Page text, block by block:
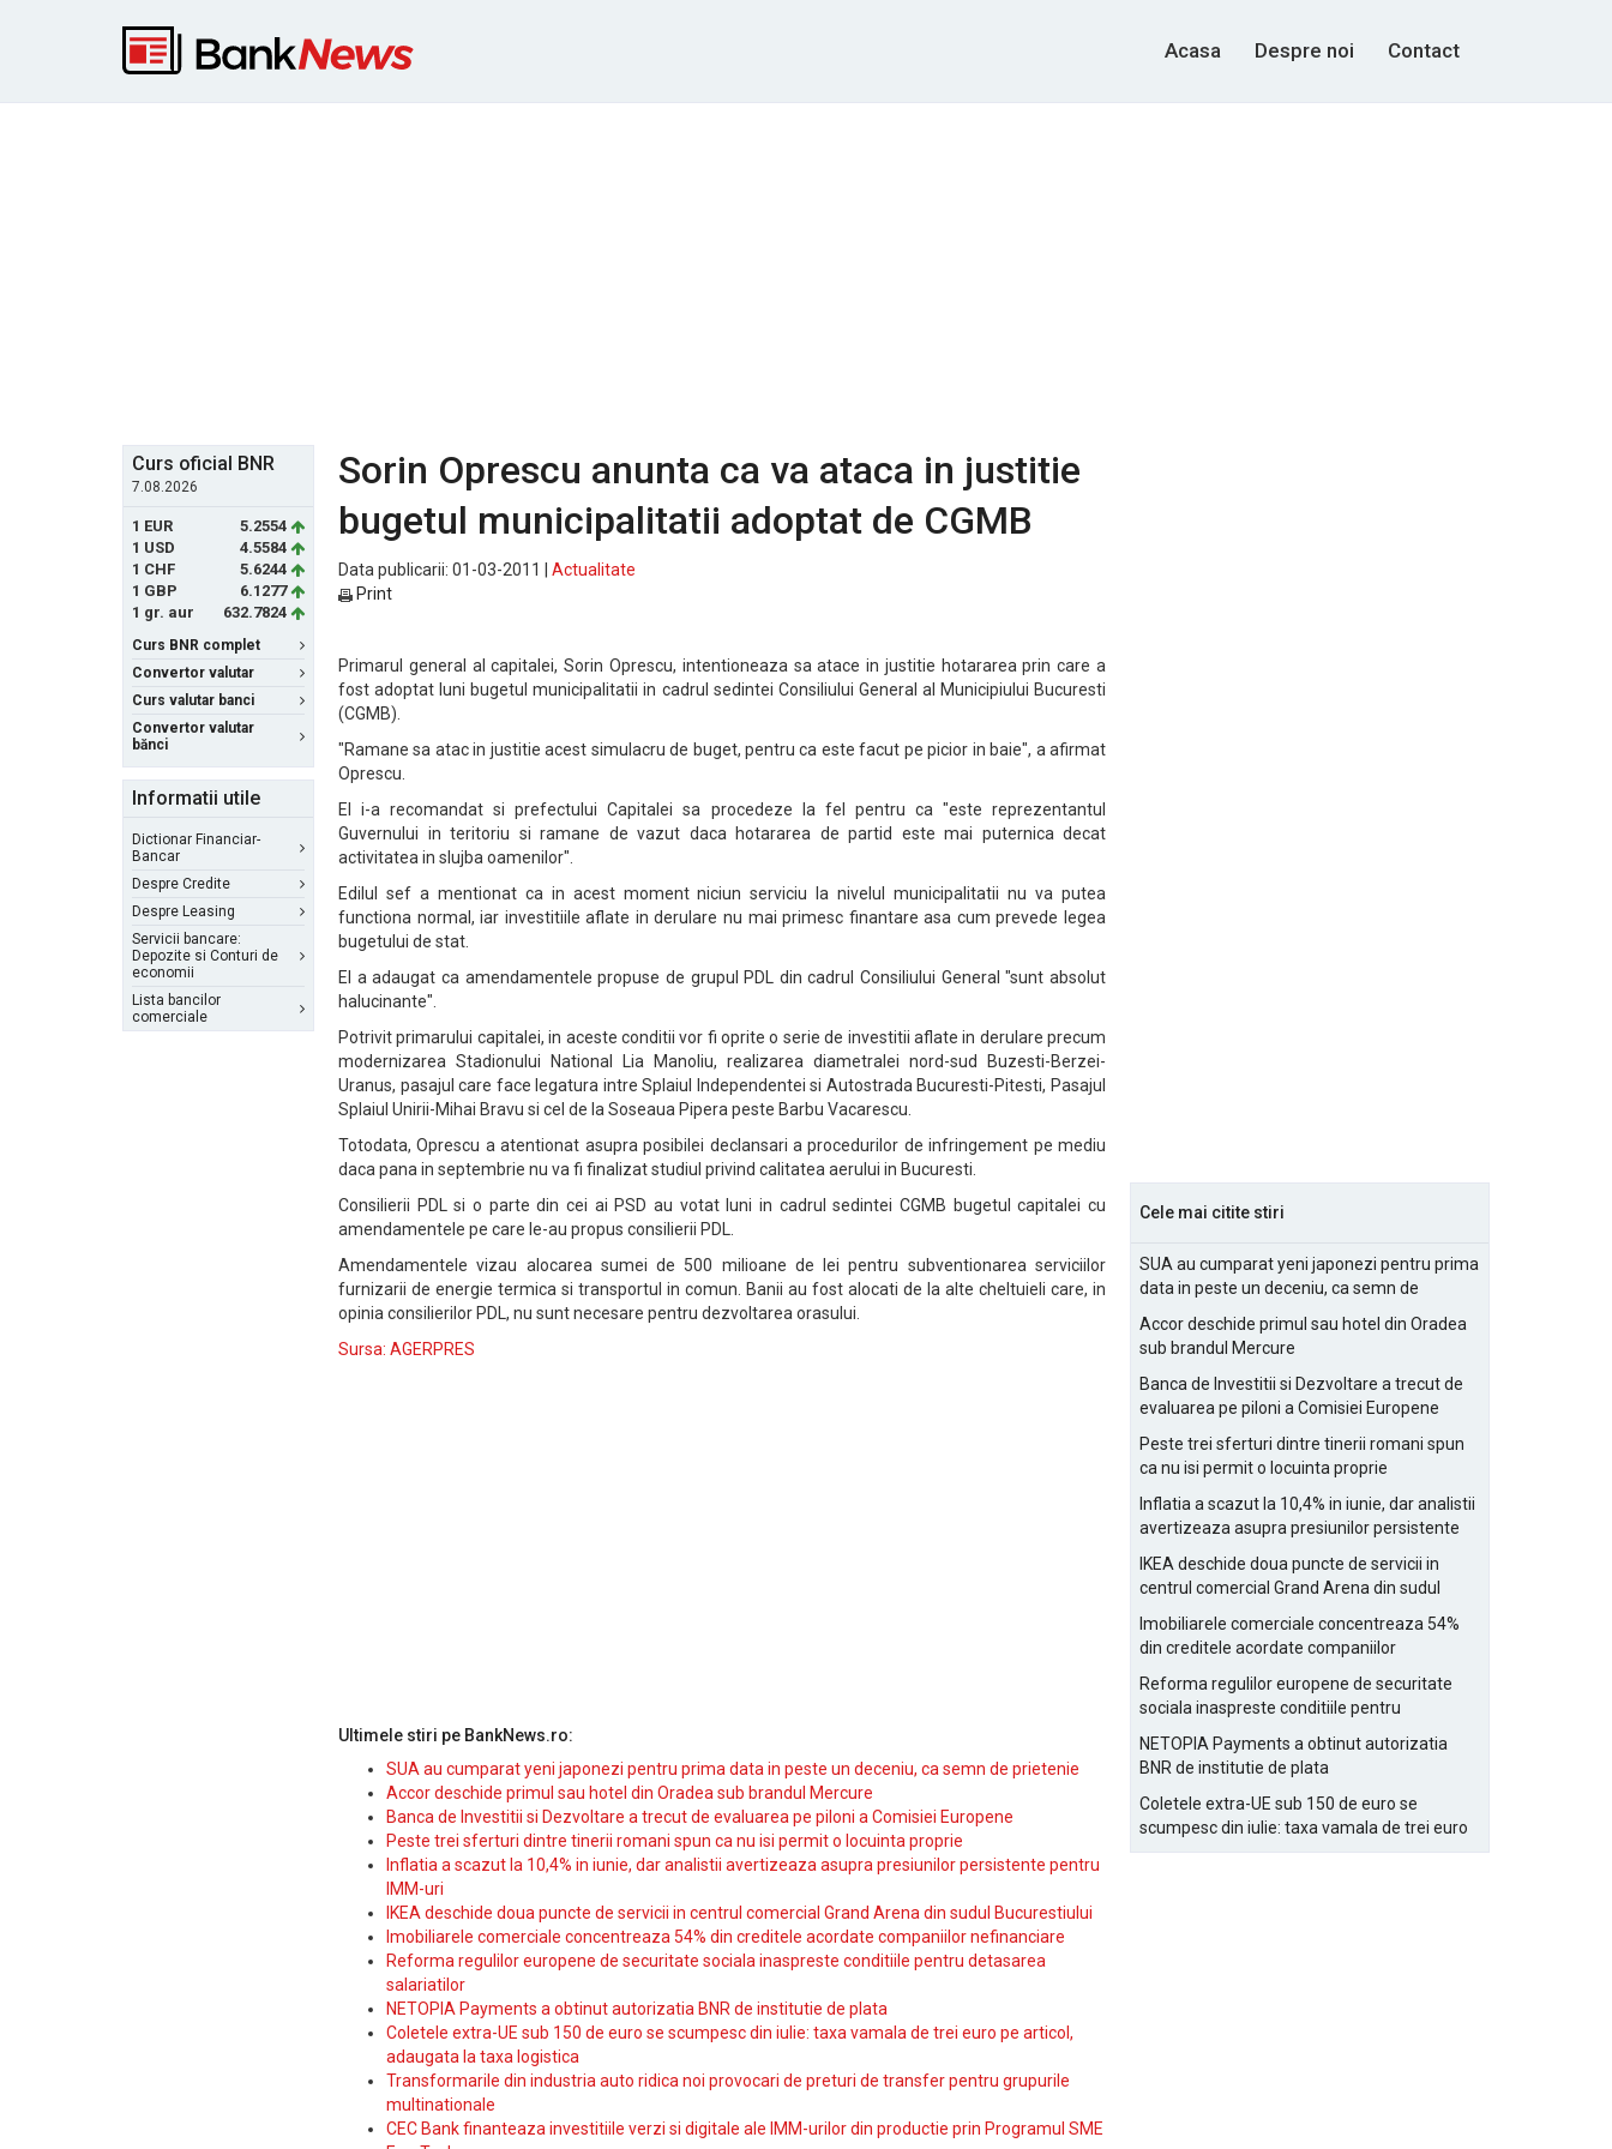
Acasa Despre noi Contact
Curs oficial BNR
7.08.2026
1 EUR
5.2554
1 USD
4.5584
1 CHF
5.6244
1 GBP
6.1277
1 gr. aur
632.7824
Curs BNR complet
Convertor valutar
Curs valutar banci
Convertor valutar
bănci
Informatii utile
Dictionar Financiar-
Bancar
Despre Credite
Despre Leasing
Servicii bancare:
Depozite si Conturi de
economii
Lista bancilor
comerciale
Sorin Oprescu anunta ca va ataca in justitie
bugetul municipalitatii adoptat de CGMB
Data publicarii: 01-03-2011 | Actualitate
Print
Primarul general al capitalei, Sorin Oprescu, intentioneaza sa atace in justitie hotararea prin care a
fost adoptat luni bugetul municipalitatii in cadrul sedintei Consiliului General al Municipiului Bucuresti
(CGMB).
"Ramane sa atac in justitie acest simulacru de buget, pentru ca este facut pe picior in baie", a afirmat
Oprescu.
El i-a recomandat si prefectului Capitalei sa procedeze la fel pentru ca "este reprezentantul
Guvernului in teritoriu si ramane de vazut daca hotararea de partid este mai puternica decat
activitatea in slujba oamenilor".
Edilul sef a mentionat ca in acest moment niciun serviciu la nivelul municipalitatii nu va putea
functiona normal, iar investitiile aflate in derulare nu mai primesc finantare asa cum prevede legea
bugetului de stat.
El a adaugat ca amendamentele propuse de grupul PDL din cadrul Consiliului General "sunt absolut
halucinante".
Potrivit primarului capitalei, in aceste conditii vor fi oprite o serie de investitii aflate in derulare precum
modernizarea Stadionului National Lia Manoliu, realizarea diametralei nord-sud Buzesti-Berzei-
Uranus, pasajul care face legatura intre Splaiul Independentei si Autostrada Bucuresti-Pitesti, Pasajul
Splaiul Unirii-Mihai Bravu si cel de la Soseaua Pipera peste Barbu Vacarescu.
Totodata, Oprescu a atentionat asupra posibilei declansari a procedurilor de infringement pe mediu
daca pana in septembrie nu va fi finalizat studiul privind calitatea aerului in Bucuresti.
Consilierii PDL si o parte din cei ai PSD au votat luni in cadrul sedintei CGMB bugetul capitalei cu
amendamentele pe care le-au propus consilierii PDL.
Amendamentele vizau alocarea sumei de 500 milioane de lei pentru subventionarea serviciilor
furnizarii de energie termica si transportul in comun. Banii au fost alocati de la alte cheltuieli care, in
opinia consilierilor PDL, nu sunt necesare pentru dezvoltarea orasului.
Sursa: AGERPRES
Ultimele stiri pe BankNews.ro:
SUA au cumparat yeni japonezi pentru prima data in peste un deceniu, ca semn de prietenie
Accor deschide primul sau hotel din Oradea sub brandul Mercure
Banca de Investitii si Dezvoltare a trecut de evaluarea pe piloni a Comisiei Europene
Peste trei sferturi dintre tinerii romani spun ca nu isi permit o locuinta proprie
Inflatia a scazut la 10,4% in iunie, dar analistii avertizeaza asupra presiunilor persistente pentru
IMM-uri
IKEA deschide doua puncte de servicii in centrul comercial Grand Arena din sudul Bucurestiului
Imobiliarele comerciale concentreaza 54% din creditele acordate companiilor nefinanciare
Reforma regulilor europene de securitate sociala inaspreste conditiile pentru detasarea
salariatilor
NETOPIA Payments a obtinut autorizatia BNR de institutie de plata
Coletele extra-UE sub 150 de euro se scumpesc din iulie: taxa vamala de trei euro pe articol,
adaugata la taxa logistica
Transformarile din industria auto ridica noi provocari de preturi de transfer pentru grupurile
multinationale
CEC Bank finanteaza investitiile verzi si digitale ale IMM-urilor din productie prin Programul SME
Cele mai citite stiri
SUA au cumparat yeni japonezi pentru prima
data in peste un deceniu, ca semn de
Accor deschide primul sau hotel din Oradea
sub brandul Mercure
Banca de Investitii si Dezvoltare a trecut de
evaluarea pe piloni a Comisiei Europene
Peste trei sferturi dintre tinerii romani spun
ca nu isi permit o locuinta proprie
Inflatia a scazut la 10,4% in iunie, dar analistii
avertizeaza asupra presiunilor persistente
IKEA deschide doua puncte de servicii in
centrul comercial Grand Arena din sudul
Imobiliarele comerciale concentreaza 54%
din creditele acordate companiilor
Reforma regulilor europene de securitate
sociala inaspreste conditiile pentru
NETOPIA Payments a obtinut autorizatia
BNR de institutie de plata
Coletele extra-UE sub 150 de euro se
scumpesc din iulie: taxa vamala de trei euro
pe articol, adaugata la taxa logistica